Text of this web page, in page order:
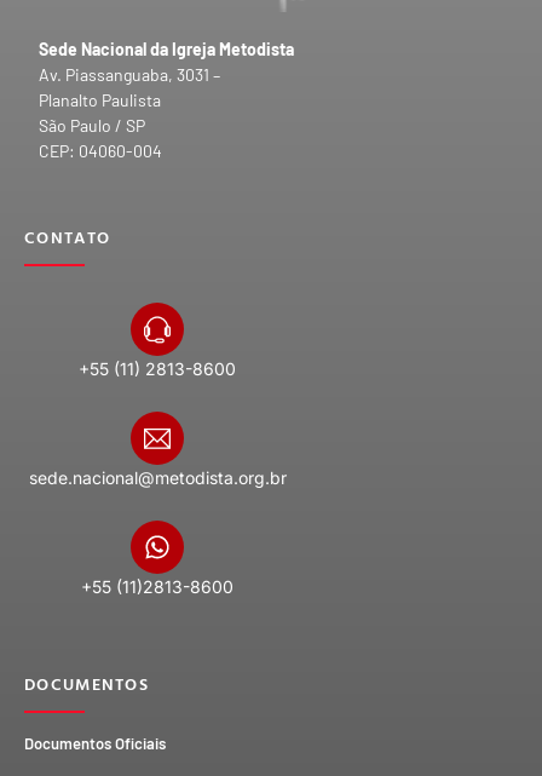
Sede Nacional da Igreja Metodista
Av. Piassanguaba, 3031 –
Planalto Paulista
São Paulo / SP
CEP: 04060-004
CONTATO
+55 (11) 2813-8600
sede.nacional@metodista.org.br
+55 (11)2813-8600
DOCUMENTOS
Documentos Oficiais